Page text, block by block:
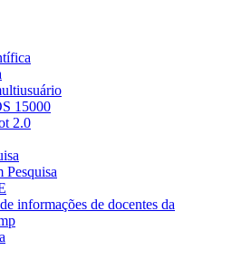
15000
2.0
Pesquisa
informações de docentes da